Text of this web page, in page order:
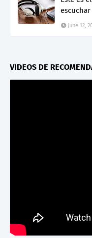
June 12,
VIDEOS DE